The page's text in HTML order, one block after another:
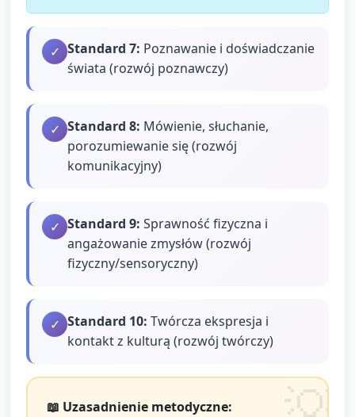
✓ Standard 7: Poznawanie i doświadczanie
świata (rozwój poznawczy)
✓ Standard 8: Mówienie, słuchanie,
porozumiewanie się (rozwój
komunikacyjny)
✓ Standard 9: Sprawność fizyczna i
angażowanie zmysłów (rozwój
fizyczny/sensoryczny)
✓ Standard 10: Twórcza ekspresja i
kontakt z kulturą (rozwój twórczy)
📖 Uzasadnienie metodyczne: